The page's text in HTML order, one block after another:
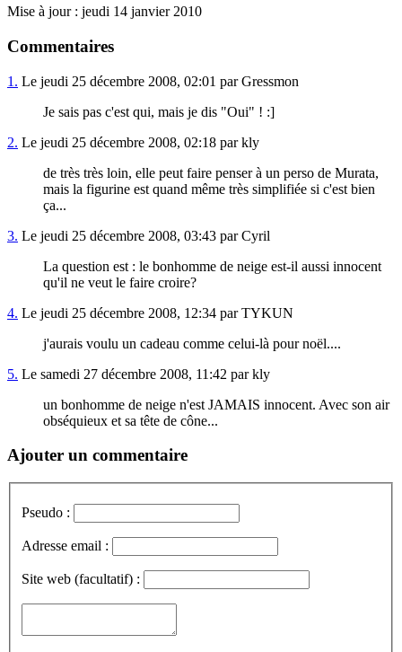
Mise à jour : jeudi 14 janvier 2010
Commentaires
1. Le jeudi 25 décembre 2008, 02:01 par Gressmon
Je sais pas c'est qui, mais je dis "Oui" ! :]
2. Le jeudi 25 décembre 2008, 02:18 par kly
de très très loin, elle peut faire penser à un perso de Murata,
mais la figurine est quand même très simplifiée si c'est bien
ça...
3. Le jeudi 25 décembre 2008, 03:43 par Cyril
La question est : le bonhomme de neige est-il aussi innocent
qu'il ne veut le faire croire?
4. Le jeudi 25 décembre 2008, 12:34 par TYKUN
j'aurais voulu un cadeau comme celui-là pour noël....
5. Le samedi 27 décembre 2008, 11:42 par kly
un bonhomme de neige n'est JAMAIS innocent. Avec son air
obséquieux et sa tête de cône...
Ajouter un commentaire
Pseudo :
Adresse email :
Site web (facultatif) :